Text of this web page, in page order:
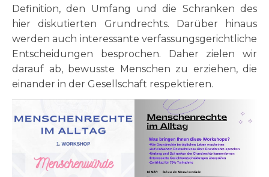
Definition, den Umfang und die Schranken des
hier diskutierten Grundrechts. Darüber hinaus
werden auch interessante verfassungsgerichtliche
Entscheidungen besprochen. Daher zielen wir
darauf ab, bewusste Menschen zu erziehen, die
einander in der Gesellschaft respektieren.